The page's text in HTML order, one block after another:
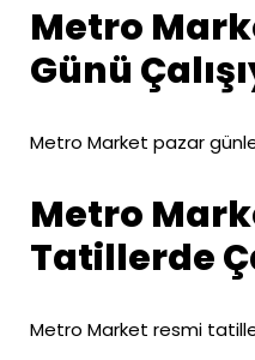
Metro
Günü
Metro Market pazar
Metro
Tatillerde
Metro Market resmi